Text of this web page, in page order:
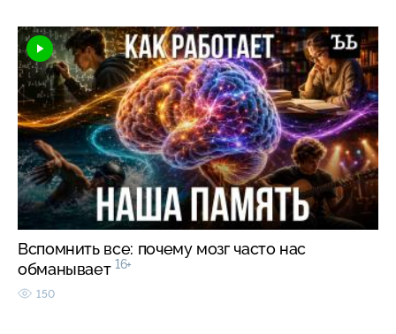
Вспомнить все: почему мозг часто нас
обманывает 16+
150